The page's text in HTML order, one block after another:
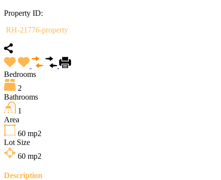
Property ID:
RH-21776-property
Bedrooms
2
Bathrooms
1
Area
60 mp2
Lot Size
60 mp2
Description